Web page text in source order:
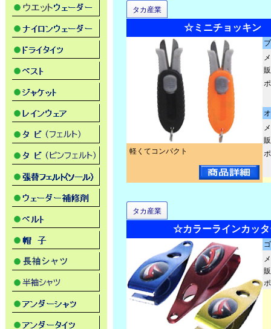
タカ産業
☆ミニチョッキン
軽くてコンパクト
タカ産業
☆カラーラインカッタ